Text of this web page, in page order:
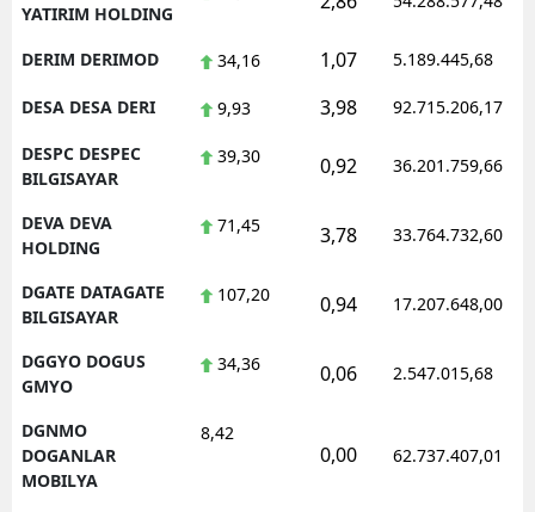
YATIRIM HOLDING
DERIM DERIMOD 34,16 1,07 5.189.445,68
DESA DESA DERI 9,93 3,98 92.715.206,17
DESPC DESPEC
BILGISAYAR
39,30 0,92 36.201.759,66
DEVA DEVA
HOLDING
71,45 3,78 33.764.732,60
DGATE DATAGATE
BILGISAYAR
107,20 0,94 17.207.648,00
DGGYO DOGUS
GMYO
34,36 0,06 2.547.015,68
DGNMO
DOGANLAR
MOBILYA
8,42
0,00 62.737.407,01